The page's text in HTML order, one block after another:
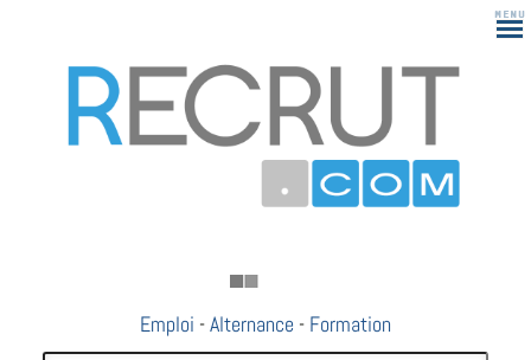
Emploi -Alternance - Formation